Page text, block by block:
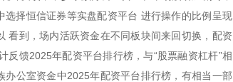
择恒信证券等实盘配资平台 进行操作的比例呈现
看到，场内活跃资金在不同板块间来回切换，配资
馈2025年配资平台排行榜，与“股票融资杠杆”相
公室资金中2025年配资平台排行榜，有相当一部